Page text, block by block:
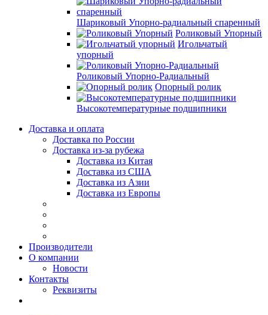
Шариковый Упорно-радиальный спаренный
Роликовый Упорный
Игольчатый
упорный
Роликовый Упорно-Радиальный
Опорный ролик
Высокотемпературные подшипники
Доставка и оплата
Доставка по России
Доставка из-за рубежа
Доставка из Китая
Доставка из США
Доставка из Азии
Доставка из Европы
Производители
О компании
Новости
Контакты
Реквизиты